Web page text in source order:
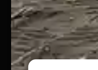
@ Copyright 2024
Via G. Galilei n. 2 –
Mail:info@webpesca.it